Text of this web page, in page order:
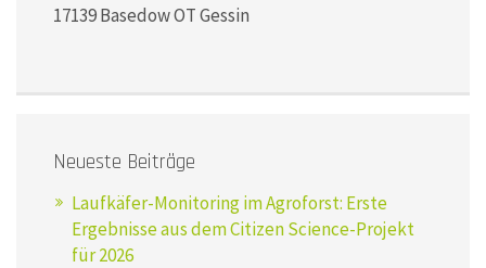
17139 Basedow OT Gessin
Neueste Beiträge
Laufkäfer-Monitoring im Agroforst: Erste
Ergebnisse aus dem Citizen Science-Projekt
für 2026